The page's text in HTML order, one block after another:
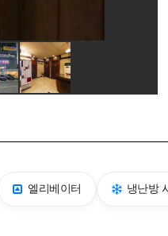
엘리베이터 냉난방